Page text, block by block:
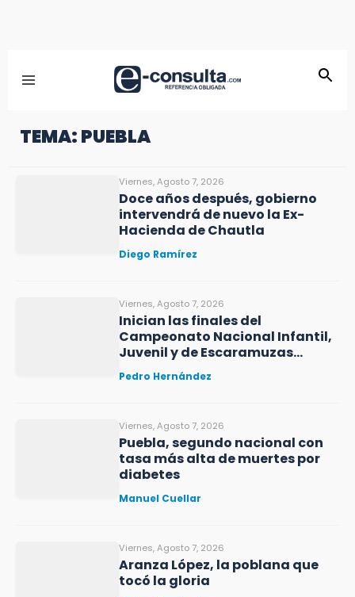
TEMA: PUEBLA
Viernes, Agosto 7, 2026
Doce años después, gobierno
intervendrá de nuevo la Ex-
Hacienda de Chautla
Diego Ramírez
Viernes, Agosto 7, 2026
Inician las finales del
Campeonato Nacional Infantil,
Juvenil y de Escaramuzas
Puebla 2026
Pedro Hernández
Viernes, Agosto 7, 2026
Puebla, segundo nacional con
tasa más alta de muertes por
diabetes
Manuel Cuellar
Viernes, Agosto 7, 2026
Aranza López, la poblana que
tocó la gloria